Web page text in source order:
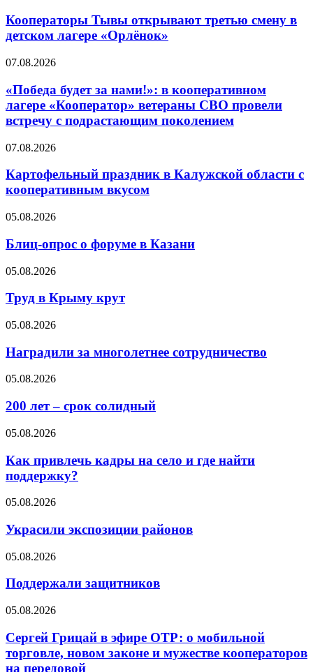
Кооператоры Тывы открывают третью смену в
детском лагере «Орлёнок»
07.08.2026
«Победа будет за нами!»: в кооперативном
лагере «Кооператор» ветераны СВО провели
встречу с подрастающим поколением
07.08.2026
Картофельный праздник в Калужской области с
кооперативным вкусом
05.08.2026
Блиц-опрос о форуме в Казани
05.08.2026
Труд в Крыму крут
05.08.2026
Наградили за многолетнее сотрудничество
05.08.2026
200 лет – срок солидный
05.08.2026
Как привлечь кадры на село и где найти
поддержку?
05.08.2026
Украсили экспозиции районов
05.08.2026
Поддержали защитников
05.08.2026
Сергей Грицай в эфире ОТР: о мобильной
торговле, новом законе и мужестве кооператоров
на передовой